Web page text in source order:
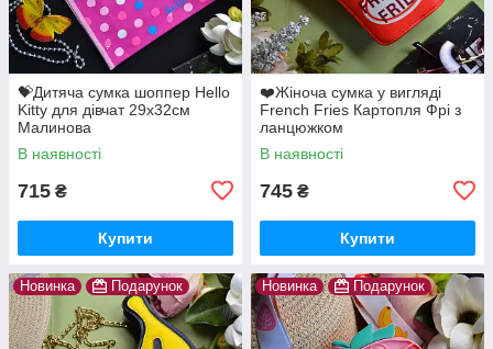
💝Дитяча сумка шоппер Hello
Kitty для дівчат 29х32см
Малинова
В наявності
715 ₴
Купити
❤️Жіноча сумка у вигляді
French Fries Картопля Фрі з
ланцюжком
В наявності
745 ₴
Купити
Новинка Подарунок Новинка Подарунок